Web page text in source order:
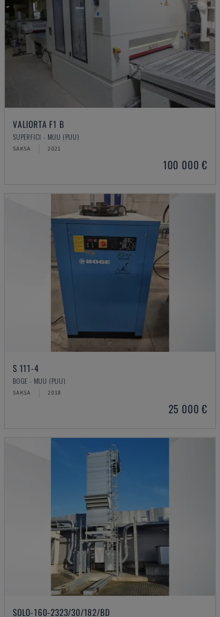
VALIORTA F1 B
SUPERFICI - MUU (PUU)
SAKSA 2021
100 000 €
S 111-4
BOGE - MUU (PUU)
SAKSA 2018
25 000 €
SOLO-160-2323/30/182/BD